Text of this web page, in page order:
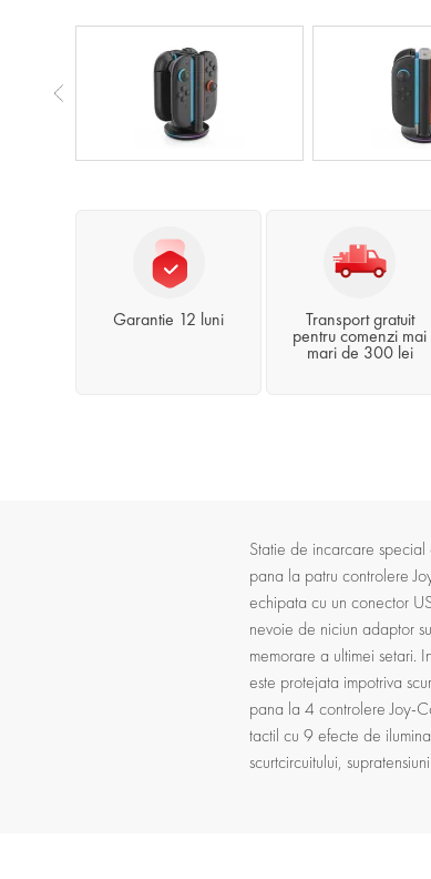
Garantie 12 luni Transport gratuit
pentru comenzi mai
mari de 300 lei
Statie de incarcare
pana la patru controlere
echipata cu un conector
nevoie de niciun adaptor
memorare a ultimei setari.
este protejata impotriva
pana la 4 controlere Joy-
tactil cu 9 efecte de
scurtcircuitului,